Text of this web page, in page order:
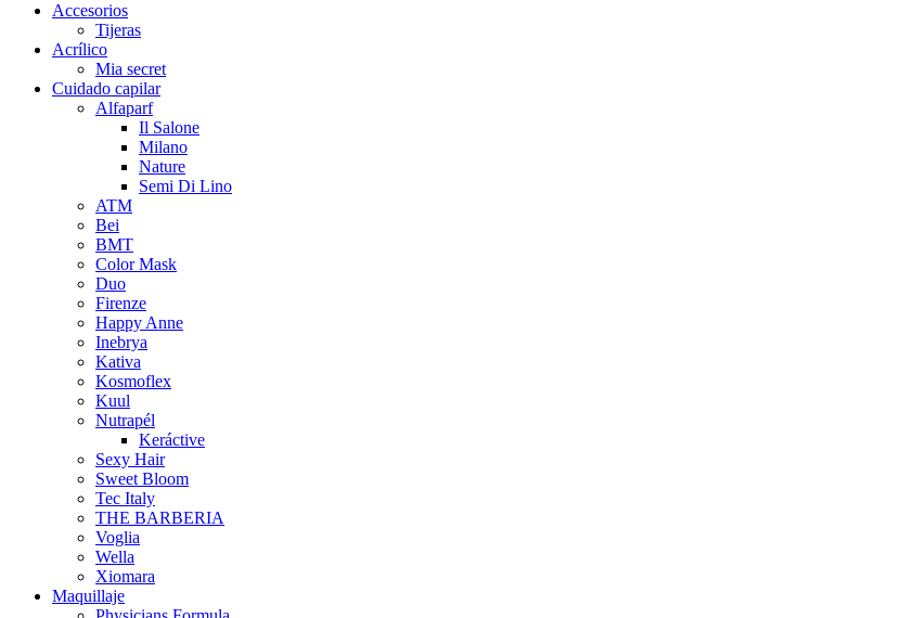
Accesorios
Tijeras
Acrílico
Mia secret
Cuidado capilar
Alfaparf
Il Salone
Milano
Nature
Semi Di Lino
ATM
Bei
BMT
Color Mask
Duo
Firenze
Happy Anne
Inebrya
Kativa
Kosmoflex
Kuul
Nutrapél
Keráctive
Sexy Hair
Sweet Bloom
Tec Italy
THE BARBERIA
Voglia
Wella
Xiomara
Maquillaje